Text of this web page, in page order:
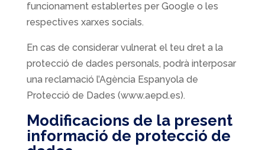
funcionament establertes per Google o les
respectives xarxes socials.
En cas de considerar vulnerat el teu dret a la
protecció de dades personals, podrà interposar
una reclamació l’Agència Espanyola de
Protecció de Dades (www.aepd.es).
Modificacions de la present
informació de protecció de